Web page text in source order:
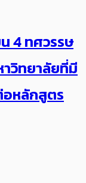
4 ทศวรรษ
วิทยาลัยที่มี
อหลักสูตร